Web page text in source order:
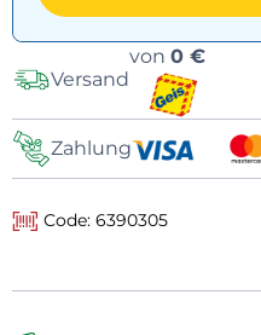
Versand
von 0 €
Zahlung
Code: 6390305